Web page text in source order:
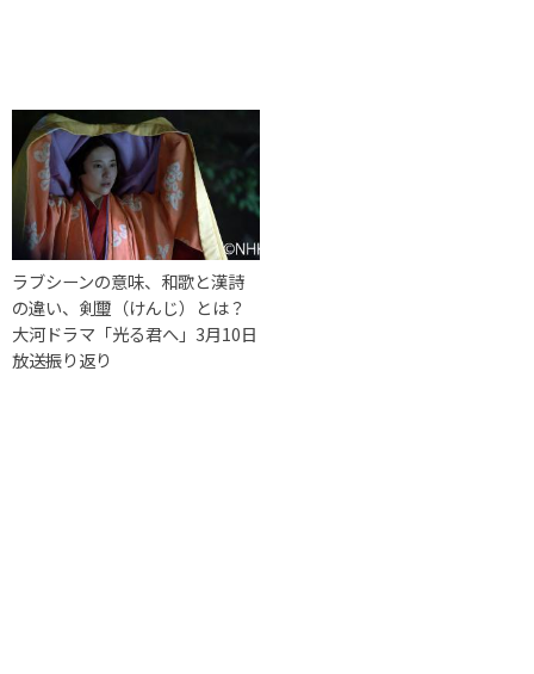
ラブシーンの意味、和歌と漢詩
の違い、剣璽（けんじ）とは？
大河ドラマ「光る君へ」3月10日
放送振り返り